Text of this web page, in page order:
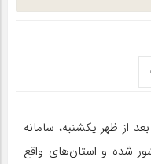
از ظهر یکشنبه، سامانه
شده و استان‌های واقع